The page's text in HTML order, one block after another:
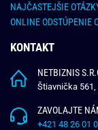
NAJČASTEJŠIE
ONLINE ODSTÚPENIE
KONTAKT
NETBIZNIS
Štiavnička 561,
ZAVOLAJTE
+421 48 26 01